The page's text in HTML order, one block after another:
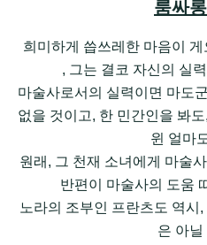
룸싸
희미하게 씁쓰레한 마음이
, 그는 결코 자신의 실
마술사로서의 실력이면 마도
없을 것이고, 한 민간인을 봐
윈 얼마
원래, 그 천재 소녀에게 마술
반편이 마술사의 도움
노라의 조부인 프란츠도 역시
은 아닐